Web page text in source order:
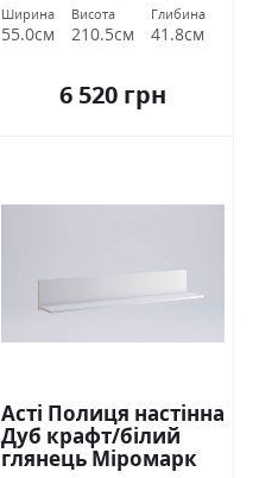
Ширина
55.0см
Висота
210.5см
Глибина
41.8см
6 520 грн
Асті Полиця настінна
Дуб крафт/білий
глянець Міромарк